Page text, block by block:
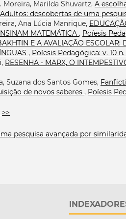
Moreira, Marilda Shuvartz, A
descobertas de uma
Ana Lúcia Manrique,
MATEMÁTICA , Poíesis
E A AVALIAÇÃO ESCOLAR:
, Poíesis Pedagógica: v. 10
RESENHA - MARX, O
Suzana dos Santos Gomes,
de novos saberes , Poíesis
>>
pesquisa avançada por